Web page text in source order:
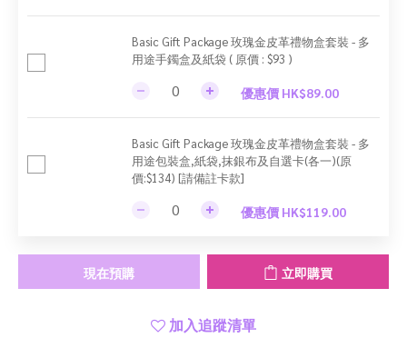
Basic Gift Package 玫瑰金皮革禮物盒套裝 - 多
用途手鐲盒及紙袋 ( 原價 : $93 )
優惠價 HK$89.00
Basic Gift Package 玫瑰金皮革禮物盒套裝 - 多
用途包裝盒,紙袋,抹銀布及自選卡(各一)(原
價:$134) [請備註卡款]
優惠價 HK$119.00
現在預購 立即購買
加入追蹤清單